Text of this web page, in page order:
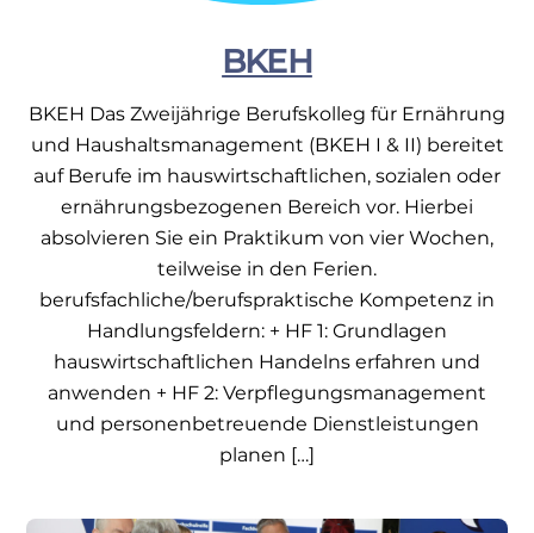
BKEH
BKEH Das Zweijährige Berufskolleg für Ernährung
und Haushaltsmanagement (BKEH I & II) bereitet
auf Berufe im hauswirtschaftlichen, sozialen oder
ernährungsbezogenen Bereich vor. Hierbei
absolvieren Sie ein Praktikum von vier Wochen,
teilweise in den Ferien.
berufsfachliche/berufspraktische Kompetenz in
Handlungsfeldern: + HF 1: Grundlagen
hauswirtschaftlichen Handelns erfahren und
anwenden + HF 2: Verpflegungsmanagement
und personenbetreuende Dienstleistungen
planen […]